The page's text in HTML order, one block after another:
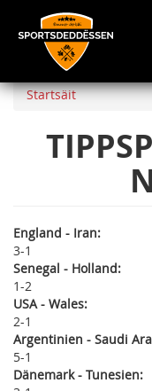
zum
InhaltStartsäit
England - Iran:
3 1
Senegal - Holland:
1 2
USA - Wales:
2 1
Argentinien - Saudi
5 1
Dänemark - Tunesien: